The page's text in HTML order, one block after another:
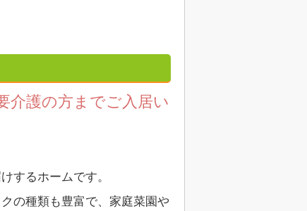
介護の方までご入居い
するホームです。
の種類も豊富で、家庭菜園や